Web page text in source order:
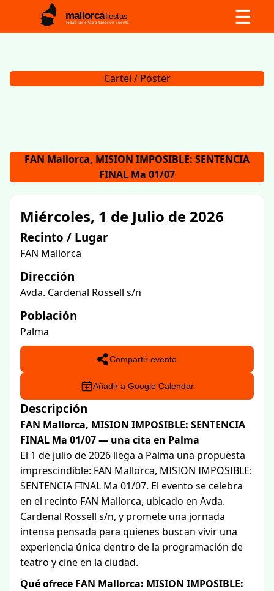
mallorcafiestas
Todas las citas a tener en cuenta ☰
Cartel / Póster
FAN Mallorca, MISION IMPOSIBLE: SENTENCIA
FINAL Ma 01/07
Miércoles, 1 de Julio de 2026
Recinto / Lugar
FAN Mallorca
Dirección
Avda. Cardenal Rossell s/n
Población
Palma
Compartir evento
Añadir a Google Calendar
Descripción
FAN Mallorca, MISION IMPOSIBLE: SENTENCIA
FINAL Ma 01/07 — una cita en Palma
El 1 de julio de 2026 llega a Palma una propuesta
imprescindible: FAN Mallorca, MISION IMPOSIBLE:
SENTENCIA FINAL Ma 01/07. El evento se celebra
en el recinto FAN Mallorca, ubicado en Avda.
Cardenal Rossell s/n, y promete una jornada
intensa pensada para quienes buscan vivir una
experiencia única dentro de la programación de
teatro y cine en la ciudad.
Qué ofrece FAN Mallorca: MISION IMPOSIBLE: